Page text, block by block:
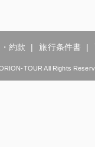
約款 旅行条件書
TOUR All Rights